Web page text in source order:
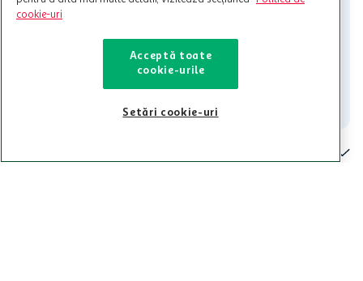
Contacteaza-ne!
021-9141 contact@auchan.ro
Contact
cookie-uri
Acceptă toate
cookie-urile
Setări cookie-uri